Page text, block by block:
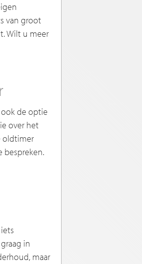
van groot
Wilt u meer
ook de optie
over het
oldtimer
bespreken.
in
maar